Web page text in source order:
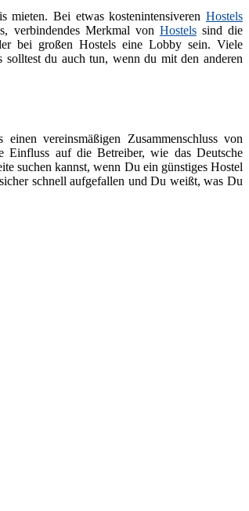
mieten. Bei etwas kostenintensiverenHostels
verbindendes Merkmal von Hostelssind die
bei großen Hostels eine Lobby sein. Viele
du auch tun, wenn du mit den anderen
vereinsmäßigen Zusammenschluss von
Einfluss auf die Betreiber, wie das Deutsche
suchen kannst, wenn Du ein günstiges Hostel
schnell aufgefallen und Du weißt, was Du